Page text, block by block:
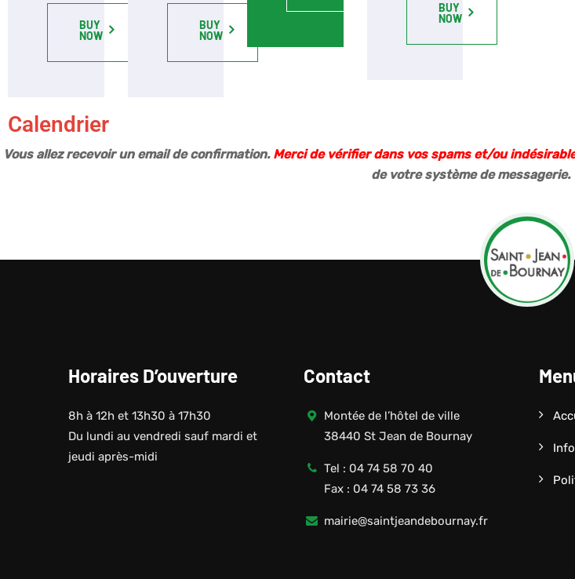
BUY
NOW
BUY
NOW
BUY
NOW
Calendrier
Vous allez recevoir un email de confirmation. Merci de vérifier dans vos spams et/ou
de votre système de messagerie.
Horaires D’ouverture
8h à 12h et 13h30 à 17h30
Du lundi au vendredi sauf mardi et
jeudi après-midi
Contact
Montée de l’hôtel de ville
38440 St Jean de Bournay
Tel : 04 74 58 70 40
Fax : 04 74 58 73 36
mairie@saintjeandebournay.fr